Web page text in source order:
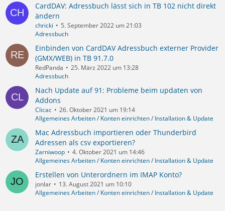
CardDAV: Adressbuch lässt sich in TB 102 nicht direkt
ändern
chricki
5. September 2022 um 21:03
Adressbuch
Einbinden von CardDAV Adressbuch externer Provider
(GMX/WEB) in TB 91.7.0
RedPanda
25. März 2022 um 13:28
Adressbuch
Nach Update auf 91: Probleme beim updaten von
Addons
Clicac
26. Oktober 2021 um 19:14
Allgemeines Arbeiten / Konten einrichten / Installation & Update
Mac Adressbuch importieren oder Thunderbird
Adressen als csv exportieren?
Zarniwoop
4. Oktober 2021 um 14:46
Allgemeines Arbeiten / Konten einrichten / Installation & Update
Erstellen von Unterordnern im IMAP Konto?
jonlar
13. August 2021 um 10:10
Allgemeines Arbeiten / Konten einrichten / Installation & Update